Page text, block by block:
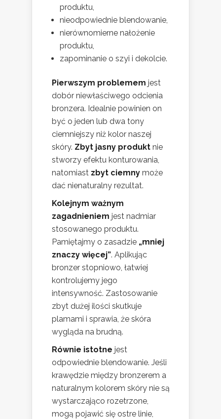
produktu,
nieodpowiednie blendowanie,
nierównomierne nałożenie
produktu,
zapominanie o szyi i dekolcie.
Pierwszym problemem jest
dobór niewłaściwego odcienia
bronzera. Idealnie powinien on
być o jeden lub dwa tony
ciemniejszy niż kolor naszej
skóry. Zbyt jasny produkt nie
stworzy efektu konturowania,
natomiast zbyt ciemny może
dać nienaturalny rezultat.
Kolejnym ważnym
zagadnieniem jest nadmiar
stosowanego produktu.
Pamiętajmy o zasadzie „mniej
znaczy więcej”. Aplikując
bronzer stopniowo, łatwiej
kontrolujemy jego
intensywność. Zastosowanie
zbyt dużej ilości skutkuje
plamami i sprawia, że skóra
wygląda na brudną.
Równie istotne jest
odpowiednie blendowanie. Jeśli
krawędzie między bronzerem a
naturalnym kolorem skóry nie są
wystarczająco rozetrzone,
mogą pojawić się ostre linie,